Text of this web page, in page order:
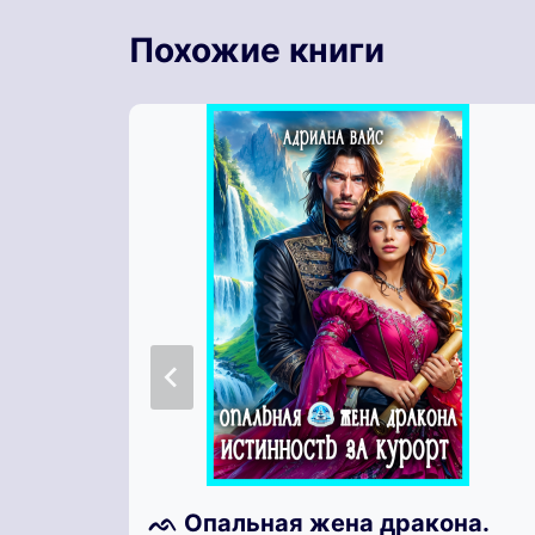
Похожие книги
ᨒ Опальная жена дракона.